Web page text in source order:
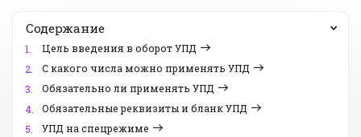
Содержание
1.
Цель введения в оборот УПД
2.
С какого числа можно применять УПД
3.
Обязательно ли применять УПД
4.
Обязательные реквизиты и бланк УПД
5.
УПД на спецрежиме